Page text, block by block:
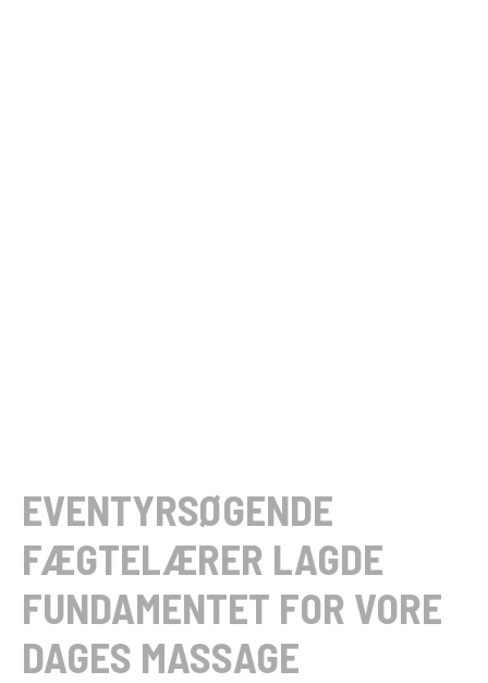
EVENTYRSØGENDE
FÆGTELÆRER LAGDE
FUNDAMENTET FOR VORE
DAGES MASSAGE